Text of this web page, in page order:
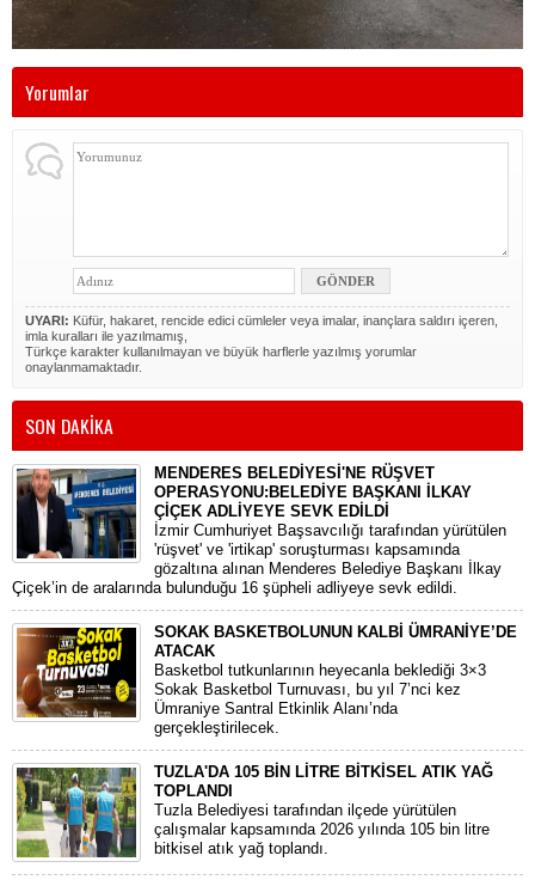
Yorumlar
UYARI: Küfür, hakaret, rencide edici cümleler veya imalar, inançlara saldırı içeren,
imla kuralları ile yazılmamış,
Türkçe karakter kullanılmayan ve büyük harflerle yazılmış yorumlar
onaylanmamaktadır.
SON DAKİKA
MENDERES BELEDİYESİ'NE RÜŞVET
OPERASYONU:BELEDİYE BAŞKANI İLKAY
ÇİÇEK ADLİYEYE SEVK EDİLDİ
​İzmir Cumhuriyet Başsavcılığı tarafından yürütülen
'rüşvet' ve 'irtikap' soruşturması kapsamında
gözaltına alınan Menderes Belediye Başkanı İlkay
Çiçek’in de aralarında bulunduğu 16 şüpheli adliyeye sevk edildi.
SOKAK BASKETBOLUNUN KALBİ ÜMRANİYE’DE
ATACAK
Basketbol tutkunlarının heyecanla beklediği 3×3
Sokak Basketbol Turnuvası, bu yıl 7’nci kez
Ümraniye Santral Etkinlik Alanı’nda
gerçekleştirilecek.
TUZLA'DA 105 BİN LİTRE BİTKİSEL ATIK YAĞ
TOPLANDI
Tuzla Belediyesi tarafından ilçede yürütülen
çalışmalar kapsamında 2026 yılında 105 bin litre
bitkisel atık yağ toplandı.